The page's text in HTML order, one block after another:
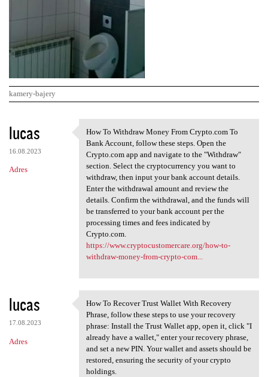
kamery-bajery
K
o
m
e
lucas
16.08.2023
Adres
How To Withdraw Money From
How To Withdraw Money From Crypto.com To
Bank Account, follow these steps. Open the
Crypto.com app and navigate to the "Withdraw"
section. Select the cryptocurrency you want to
withdraw, then input your bank account details.
Enter the withdrawal amount and review the
details. Confirm the withdrawal, and the funds will
be transferred to your bank account per the
processing times and fees indicated by
Crypto.com.
https://www.cryptocustomercare.org/how-to-
withdraw-money-from-crypto-com...
lucas
17.08.2023
Adres
How To Recover Trust Wallet
How To Recover Trust Wallet With Recovery
Phrase, follow these steps to use your recovery
phrase: Install the Trust Wallet app, open it, click "I
already have a wallet," enter your recovery phrase,
and set a new PIN. Your wallet and assets should be
restored, ensuring the security of your crypto
holdings.